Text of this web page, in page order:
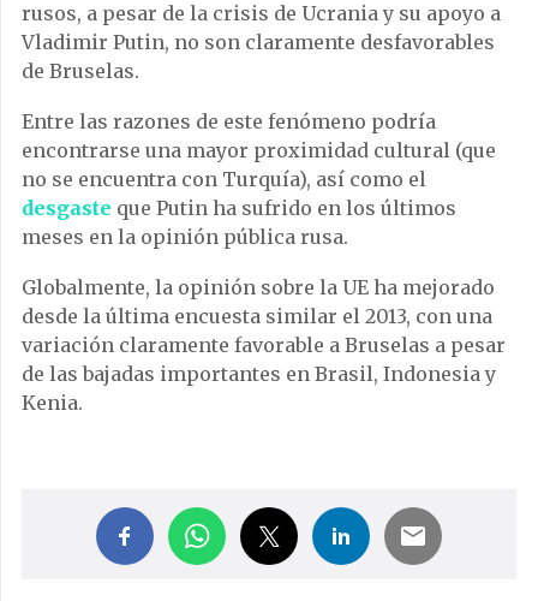
rusos, a pesar de la crisis de Ucrania y su apoyo a
Vladimir Putin, no son claramente desfavorables
de Bruselas.
Entre las razones de este fenómeno podría
encontrarse una mayor proximidad cultural (que
no se encuentra con Turquía), así como el
desgaste que Putin ha sufrido en los últimos
meses en la opinión pública rusa.
Globalmente, la opinión sobre la UE ha mejorado
desde la última encuesta similar el 2013, con una
variación claramente favorable a Bruselas a pesar
de las bajadas importantes en Brasil, Indonesia y
Kenia.